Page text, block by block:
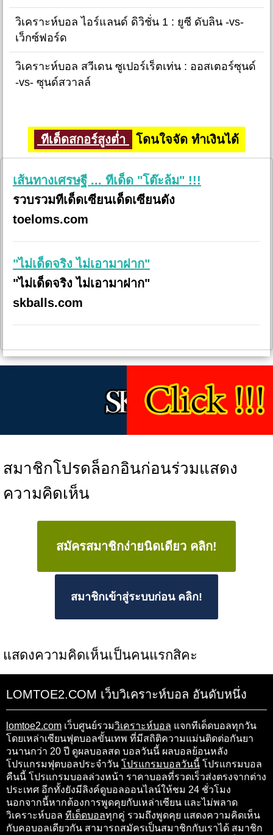
วิเคราะห์บอล ไอร์แลนด์ ดิวิชั่น 1 : ยูซี ดับลิน -vs-
เว็กซ์ฟอร์ด
วิเคราะห์บอล สวีเดน ซูเปอร์เร็ตเท่น : ออสเตอร์ซุนด์
-vs- ซุนด์สวาลล์
ทีเด็ดสกอร์สูงต่ำ โดนใจจัด ทำเงินได้
เส้นทางเศรษฐี ... ทีเด็ด "โต๊ะล้ม" !!!
รวบรวมทีเด็ดเซียนเด็ดเซียนดัง
toeloms.com
"ไม่เด็ดจริง ไม่เอามาฝาก"
"ไม่เด็ดจริง ไม่เอามาฝาก"
skballs.com
สมาชิกโปรดล็อกอินก่อนร่วมแสดง
ความคิดเห็น
สมัครสมาชิกง่ายนิดเดียว คลิก!
สมาชิกเข้าสู่ระบบก่อน คลิก!
แสดงความคิดเห็นเป็นคนแรกสิคะ
LOMTOE2.COM เว็บวิเคราะห์บอล อันดับหนึ่ง
lomtoe2.com เว็บศูนย์รวมวิเคราะห์บอล แจกทีเด็ดบอลทุกวัน
โดยเหล่าเซียนฟุตบอลขั้นเทพ ที่มีสถิติความแม่นติดต่อกันยา
วนานกว่า 20 ปี ดูผลบอลสด บอลวันนี้ ผลบอลย้อนหลัง
โปรแกรมฟุตบอลประจำวัน โปรแกรมบอลวันนี้ โปรแกรมบอล
คืนนี้ โปรแกรมบอลล่วงหน้า ราคาบอลที่รวดเร็วส่งตรงจากต่าง
ประเทศ อีกทั้งยังมีลิงค์ดูบอลออนไลน์ให้ชม 24 ชั่วโมง
นอกจากนี้หากต้องการพูดคุยกับเหล่าเซียน และไม่พลาด
วิเคราะห์บอล ทีเด็ดบอลทุกคู่ รวมถึงพูดคุย แสดงความคิดเห็น
กับคอบอลเดียวกัน สามารถสมัครเป็นสมาชิกกับเราได้ สมาชิก